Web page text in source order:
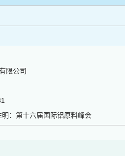
限公司
明：第十六届国际铝原料峰会